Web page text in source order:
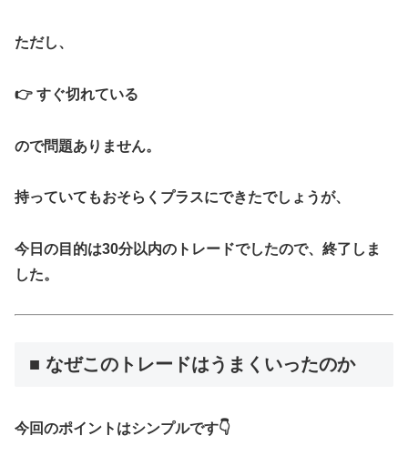
ただし、
👉 すぐ切れている
ので問題ありません。
持っていてもおそらくプラスにできたでしょうが、
今日の目的は30分以内のトレードでしたので、終了しま
した。
■ なぜこのトレードはうまくいったのか
今回のポイントはシンプルです👇